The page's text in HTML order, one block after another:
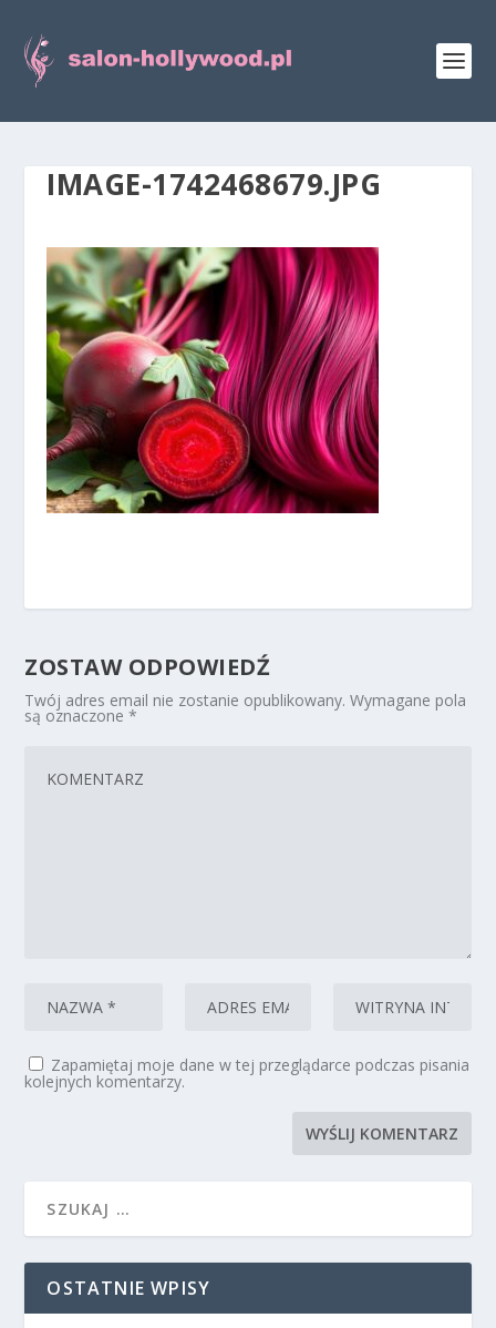
IMAGE-1742468679.JPG
ZOSTAW ODPOWIEDŹ
Twój adres email nie zostanie opublikowany. Wymagane pola
są oznaczone*
Zapamiętaj moje dane w tej przeglądarce podczas pisania
kolejnych komentarzy.
OSTATNIE WPISY